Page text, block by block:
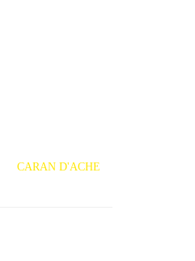
CARAN D'ACHE